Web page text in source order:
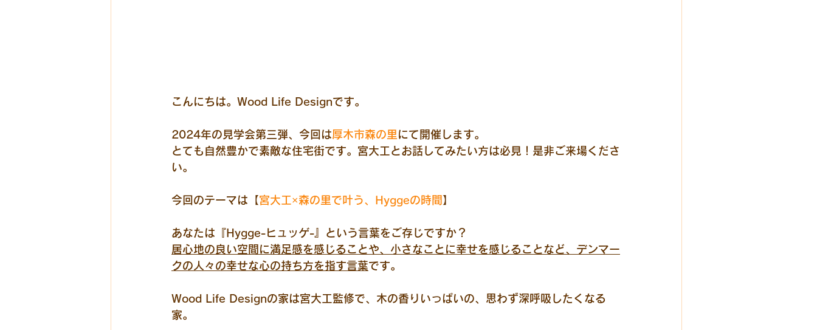
こんにちは。Wood Life Designです。
2024年の見学会第三弾、今回は厚木市森の里 にて開催します。
とても自然豊かで素敵な住宅街です。宮大工とお話してみたい方は必見！是非ご来場くださ
い。
今回のテーマは【宮大工×森の里で叶う、Hyggeの時間 】
あなたは『Hygge-ヒュッゲ-』という言葉をご存じですか？
居心地の良い空間に満足感を感じることや、小さなことに幸せを感じることなど、デンマー
クの人々の幸せな心の持ち方を指す言葉です。
Wood Life Designの家は宮大工監修で、木の香りいっぱいの、思わず深呼吸したくなる
家。